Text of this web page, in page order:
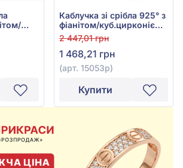
Р
Каблучка зі срібла 925° з
фіанітом/куб.цирконієм,
арт. 15053р
2 447,01 грн
1 468,21 грн
(арт. 15053р)
Купити